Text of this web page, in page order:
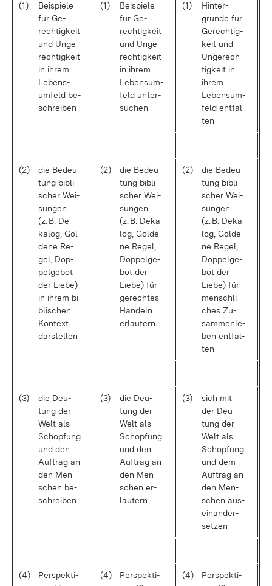
(1)
Bei­spie­le
für Ge­
rech­tig­keit
und Un­ge­
rech­tig­keit
in ih­rem
Lebens­
um­feld be­
schrei­ben
(1)
Bei­spie­le
für Ge­
rech­tig­keit
und Un­ge­
rech­tig­keit
in ih­rem
Lebens­um­
feld un­ter­
su­chen
(1)
Hin­ter­
grün­de für
Ge­rech­tig­
keit und
Un­ge­rech­
tig­keit in
ih­rem
Lebens­um­
feld ent­fal­
ten
(2)
die Be­deu­
tung bi­bli­
scher Wei­
sun­gen
(z. B. De­
ka­log, Gol­
de­ne Re­
gel, Dop­
pel­ge­bot
der Lie­be)
in ih­rem bi­
bli­schen
Kon­text
dar­stel­len
(2)
die Be­deu­
tung bi­bli­
scher Wei­
sun­gen
(z. B. De­ka­
log, Gol­de­
ne Re­gel,
Dop­pel­ge­
bot der
Lie­be) für
ge­rech­tes
Han­deln
er­läu­tern
(2)
die Be­deu­
tung bi­bli­
scher Wei­
sun­gen
(z. B. De­ka­
log, Gol­de­
ne Re­gel,
Dop­pel­ge­
bot der
Lie­be) für
men­sch­li­
ches Zu­
sam­men­le­
ben ent­fal­
ten
(3)
die Deu­
tung der
Welt als
Schöp­fung
und den
Auf­trag an
den Men­
schen be­
schrei­ben
(3)
die Deu­
tung der
Welt als
Schöp­fung
und den
Auf­trag an
den Men­
schen er­
läu­tern
(3)
sich mit
der Deu­
tung der
Welt als
Schöp­fung
und dem
Auf­trag an
den Men­
schen aus­
ein­an­der­
set­zen
(4)
Per­spek­ti­
(4)
Per­spek­ti­
(4)
Per­spek­ti­